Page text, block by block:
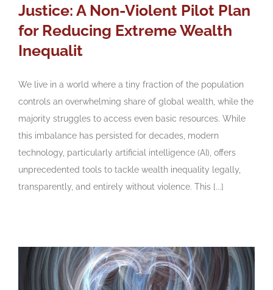
Justice: A Non-Violent Pilot Plan
for Reducing Extreme Wealth
Inequalit
We live in a world where a tiny fraction of the population
controls an overwhelming share of global wealth, while the
majority struggles to access even basic resources. While
this imbalance has persisted for decades, modern
technology, particularly artificial intelligence (AI), offers
unprecedented tools to tackle wealth inequality legally,
transparently, and entirely without violence. This [...]